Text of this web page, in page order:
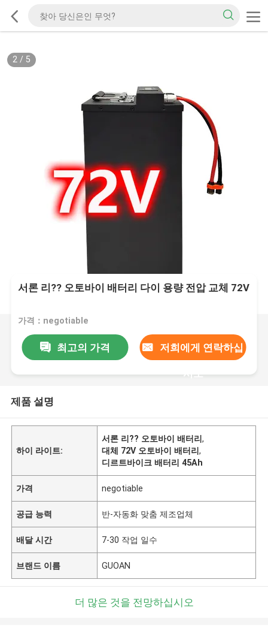
2/ 5
서론 리?? 오토바이 배터리 다이 용량 전압 교체 72V
가격：negotiable
최고의 가격 저희에게 연락하십
시오
제품 설명
하이 라이트:
서론 리?? 오토바이 배터리,
대체 72V 오토바이 배터리,
디르트바이크 배터리 45Ah
가격 negotiable
공급 능력 반-자동화 맞춤 제조업체
배달 시간 7-30 작업 일수
브랜드 이름 GUOAN
더 많은 것을 전망하십시오